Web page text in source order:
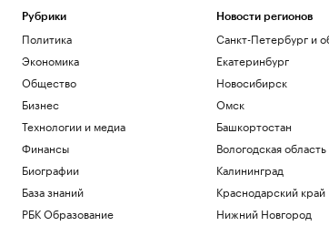
Общество
Когда ВС России отменяет наказание
для пьяных за рулем. Список
исключений
Авто
Объем параллельного импорта в
Россию сократился на 23% за полгода
Экономика
Суд Петербурга вынес приговор экс-
главе НИИ вакцин и сывороток Трухину
Общество
В каких регионах ослабили меры по
бензину. Карта и актуальная ситуация
Рубрики
Политика
Экономика
Общество
Бизнес
Технологии и медиа
Финансы
Биографии
База знаний
РБК Образование
Новости регионов
Санкт-Петербург и
Екатеринбург
Новосибирск
Омск
Башкортостан
Вологодская область
Калининград
Краснодарский край
Нижний Новгород